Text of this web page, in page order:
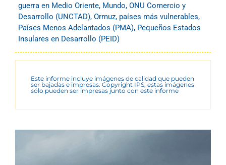
guerra en Medio Oriente, Mundo, ONU Comercio y
Desarrollo (UNCTAD), Ormuz, países más vulnerables,
Países Menos Adelantados (PMA), Pequeños Estados
Insulares en Desarrollo (PEID)
Este informe incluye imágenes de calidad que pueden
ser bajadas e impresas. Copyright IPS, estas imágenes
sólo pueden ser impresas junto con este informe